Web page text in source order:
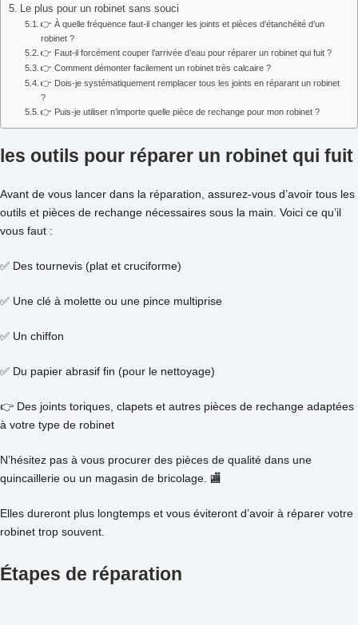
Le plus pour un robinet sans souci
👉 À quelle fréquence faut-il changer les joints et pièces d’étanchéité d’un
robinet ?
👉 Faut-il forcément couper l’arrivée d’eau pour réparer un robinet qui fuit ?
👉 Comment démonter facilement un robinet très calcaire ?
👉 Dois-je systématiquement remplacer tous les joints en réparant un robinet
?
👉 Puis-je utiliser n’importe quelle pièce de rechange pour mon robinet ?
les outils pour réparer un robinet qui fuit
Avant de vous lancer dans la réparation, assurez-vous d’avoir tous les
outils et pièces de rechange nécessaires sous la main. Voici ce qu’il
vous faut :
✅ Des tournevis (plat et cruciforme)
✅ Une clé à molette ou une pince multiprise
✅ Un chiffon
✅ Du papier abrasif fin (pour le nettoyage)
👉 Des joints toriques, clapets et autres pièces de rechange adaptées
à votre type de robinet
N’hésitez pas à vous procurer des pièces de qualité dans une
quincaillerie ou un magasin de bricolage. 🏬
Elles dureront plus longtemps et vous éviteront d’avoir à réparer votre
robinet trop souvent.
Étapes de réparation